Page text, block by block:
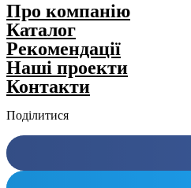
Про компанію
Каталог
Рекомендації
Нашi проекти
Контакти
Поділитися